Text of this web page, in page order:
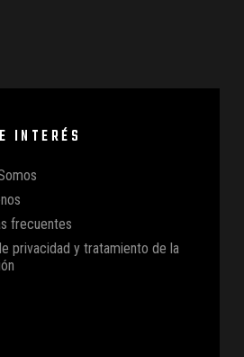
INTERÉS
frecuentes
privacidad y tratamiento de la